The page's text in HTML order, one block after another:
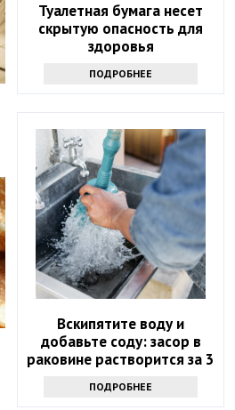
Туалетная бумага несет
скрытую опасность для
здоровья
ПОДРОБНЕЕ
Вскипятите воду и
добавьте соду: засор в
раковине растворится за 3
ПОДРОБНЕЕ